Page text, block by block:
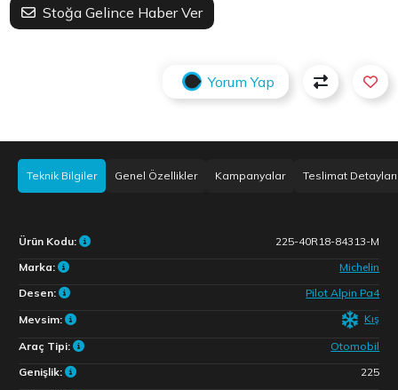
Stoğa Gelince Haber Ver
Yorum Yap
Teknik Bilgiler Genel Özellikler Kampanyalar Teslimat Detayları
Ürün Kodu:
225-40R18-84313-M
Marka:
Michelin
Desen:
Pilot Alpin Pa4
Mevsim: Kış
Araç Tipi:
Otomobil
Genişlik:
225